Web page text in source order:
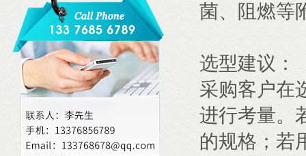
菌、阻燃等
选型建议：
采购客户在
进行考量。
的规格；若